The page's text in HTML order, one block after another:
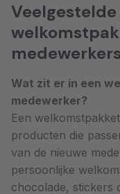
medewerkers
Wat zit er in een
medewerker?
Een
producten die
van de nieuwe
persoonlijke
chocolade, stickers